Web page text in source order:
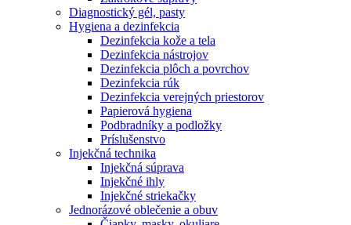
Diagnostický gél, pasty
Hygiena a dezinfekcia
Dezinfekcia kože a tela
Dezinfekcia nástrojov
Dezinfekcia plôch a povrchov
Dezinfekcia rúk
Dezinfekcia verejných priestorov
Papierová hygiena
Podbradníky a podložky
Príslušenstvo
Injekčná technika
Injekčná súprava
Injekčné ihly
Injekčné striekačky
Jednorázové oblečenie a obuv